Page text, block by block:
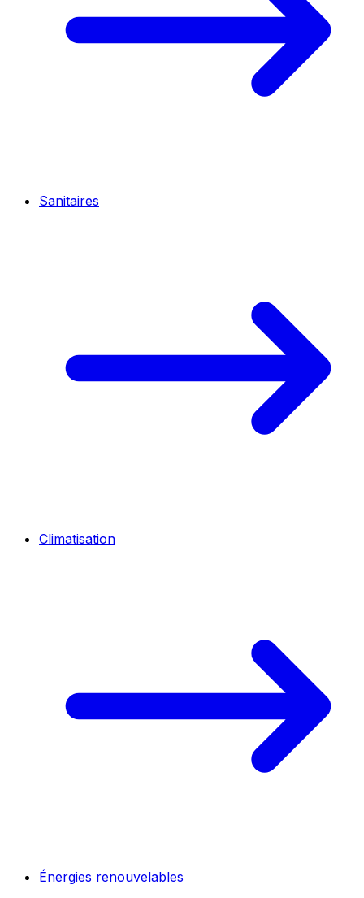
Sanitaires
Climatisation
Énergies renouvelables